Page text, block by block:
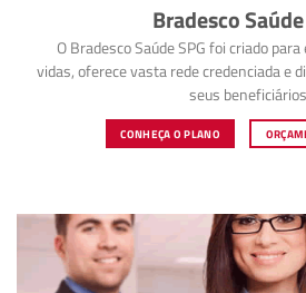
Bradesco Saúde
O Bradesco Saúde SPG foi criado
vidas, oferece vasta rede credenciada e
seus
CONHEÇA O PLANO